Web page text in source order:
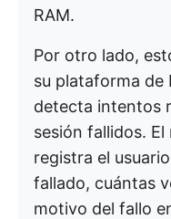
RAM.
Por otro lado,
su plataforma de
detecta intentos
sesión fallidos.
registra el
fallado, cuántas
motivo del fallo